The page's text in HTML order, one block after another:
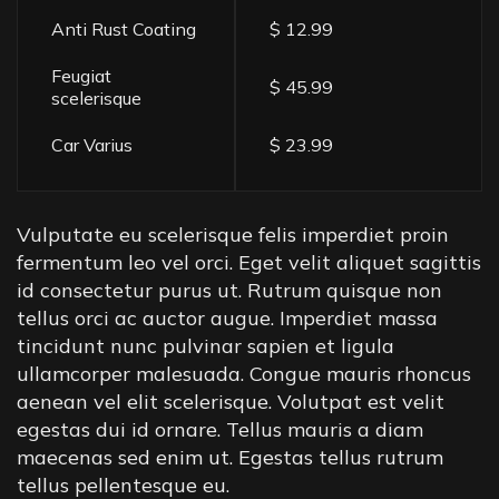
Anti Rust Coating $ 12.99
Feugiat
scelerisque
$ 45.99
Car Varius $ 23.99
Vulputate eu scelerisque felis imperdiet proin
fermentum leo vel orci. Eget velit aliquet sagittis
id consectetur purus ut. Rutrum quisque non
tellus orci ac auctor augue. Imperdiet massa
tincidunt nunc pulvinar sapien et ligula
ullamcorper malesuada. Congue mauris rhoncus
aenean vel elit scelerisque. Volutpat est velit
egestas dui id ornare. Tellus mauris a diam
maecenas sed enim ut. Egestas tellus rutrum
tellus pellentesque eu.